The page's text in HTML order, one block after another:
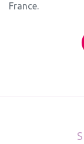
France.